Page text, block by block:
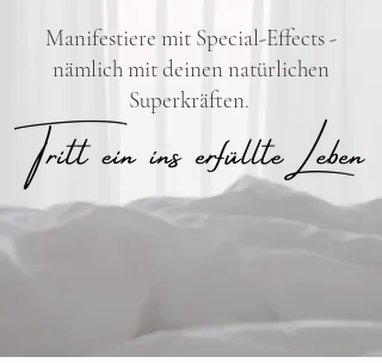
Manifestiere mit Special-Effects -
nämlich mit deinen natürlichen
Superkräften.